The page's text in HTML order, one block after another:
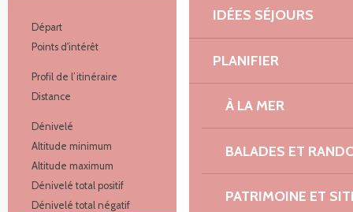
IDÉES SÉJOURS
PLANIFIER
À LA MER
BALADES ET
PATRIMOINE ET
Informations pratiques
Départ
Points d'intérêt
Profil de l’itinéraire
Distance
Dénivelé 11 m
Altitude minimum 64 m
Altitude maximum
Dénivelé total positif
Dénivelé total négatif